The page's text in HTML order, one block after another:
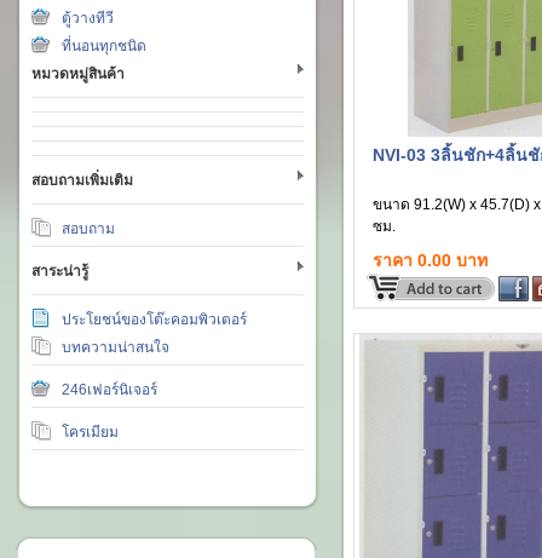
ตู้วางทีวี
ที่นอนทุกชนิด
หมวดหมู่สินค้า
สอบถามเพิ่มเติม
สอบถาม
สาระน่ารู้
ประโยชน์ของโต๊ะคอมพิวเตอร์
บทความน่าสนใจ
246เฟอร์นิเจอร์
โครเมียม
NVI-03 3ลิ้นชัก+4ลิ้นชั
ขนาด 91.2(W) x 45.7(D)
ซม.
ราคา 0.00 บาท